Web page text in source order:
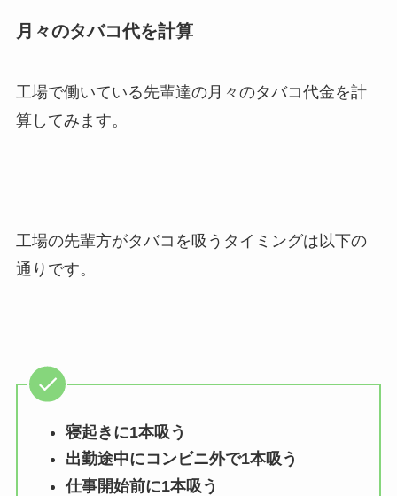
月々のタバコ代を計算
工場で働いている先輩達の月々のタバコ代金を計
算してみます。
工場の先輩方がタバコを吸うタイミングは以下の
通りです。
寝起きに1本吸う
出勤途中にコンビニ外で1本吸う
仕事開始前に1本吸う